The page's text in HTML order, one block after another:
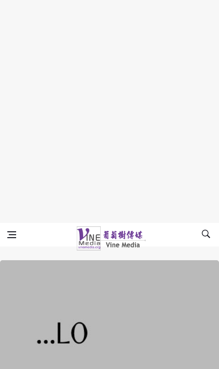
Vine Media
葡萄樹傳媒